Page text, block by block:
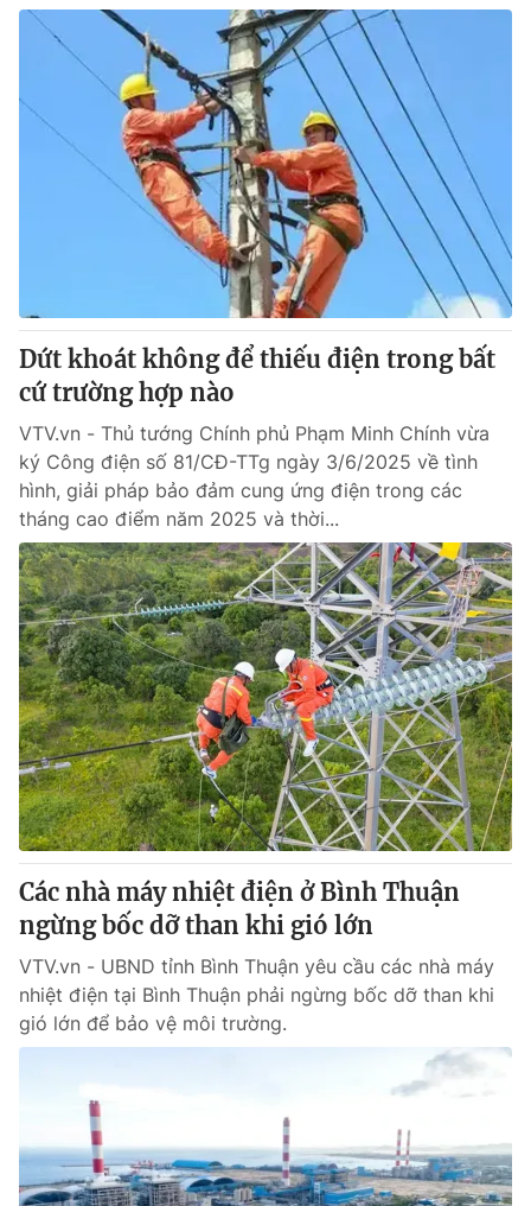
VTV Money VTV Thể thao
VTV Sức khoẻ Bất động sản
Thị trường 24h Tấm lòng Việt
Vươn mình bằng AI
VTV8
Liên hệ tòa soạn English
THỜI BÁO VTV
Theo dõi báo trên
Cơ quan chủ quản:Đài Truyền hình Việt Nam
Cơ quan báo chí:Thời báo VTV
Giấy phép hoạt động báo in và báo điện tử số 483/GP-BTTTT
cấp ngày 29/12/2023
Tổng Biên tập:Vũ Thanh Thủy
Phó Tổng Biên tập:Nguyễn Thị Mỹ Hạnh, Phạm Quốc Thắng,
Nguyễn Trọng Ninh
Tổng đài VTV:024.38 355 931 - 024.38 355 932
Email:toasoan@vtv.vn
Liên hệ quảng cáo:024-7300.7108
Dứt khoát không để thiếu điện trong bất
cứ trường hợp nào
VTV.vn - Thủ tướng Chính phủ Phạm Minh Chính vừa
ký Công điện số 81/CĐ-TTg ngày 3/6/2025 về tình
hình, giải pháp bảo đảm cung ứng điện trong các
tháng cao điểm năm 2025 và thời...
Các nhà máy nhiệt điện ở Bình Thuận
ngừng bốc dỡ than khi gió lớn
VTV.vn - UBND tỉnh Bình Thuận yêu cầu các nhà máy
nhiệt điện tại Bình Thuận phải ngừng bốc dỡ than khi
gió lớn để bảo vệ môi trường.